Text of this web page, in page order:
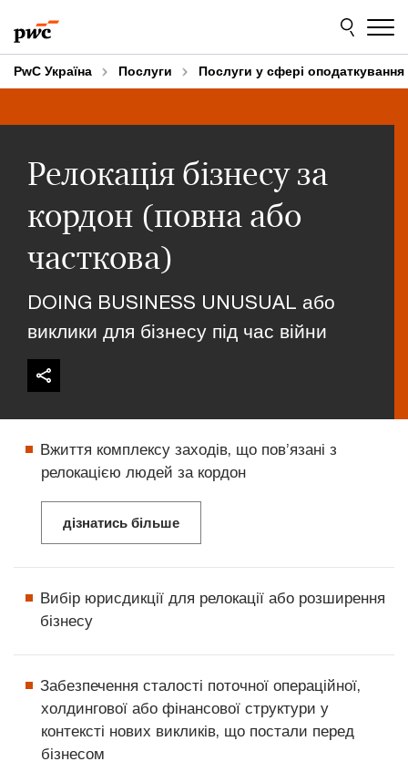
to
content
to
footer
PwC Україна Послуги Послуги у сфері оподаткування
Релокація бізнесу за
кордон (повна або
часткова)
DOING BUSINESS UNUSUAL або
виклики для бізнесу під час війни
Вжиття комплексу заходів, що пов’язані з
релокацією людей за кордон
дізнатись більше
Вибір юрисдикції для релокації або розширення
бізнесу
Забезпечення сталості поточної операційної,
холдингової або фінансової структури у
контексті нових викликів, що постали перед
бізнесом